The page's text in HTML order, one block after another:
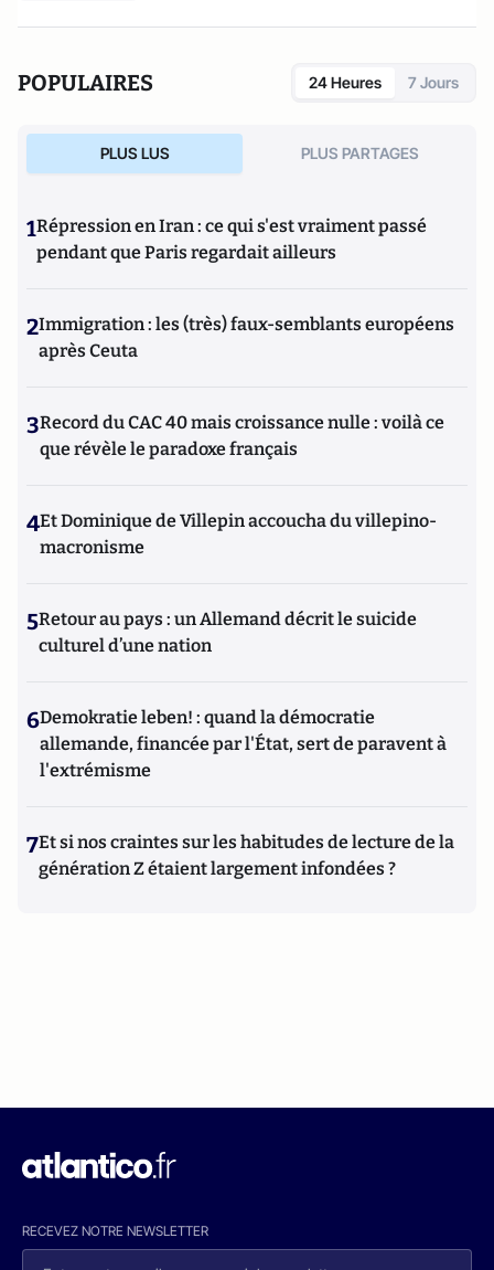
l’Académie des Sciences morales et politiques en
POPULAIRES 24 Heures 7 Jours
PLUS LUS PLUS PARTAGES
1Répression en Iran : ce qui s'est vraiment passé
pendant que Paris regardait ailleurs
2Immigration : les (très) faux-semblants européens
après Ceuta
3Record du CAC 40 mais croissance nulle : voilà ce
que révèle le paradoxe français
4Et Dominique de Villepin accoucha du villepino-
macronisme
5Retour au pays : un Allemand décrit le suicide
culturel d’une nation
6Demokratie leben! : quand la démocratie
allemande, financée par l'État, sert de paravent à
l'extrémisme
7Et si nos craintes sur les habitudes de lecture de la
génération Z étaient largement infondées ?
RECEVEZ NOTRE NEWSLETTER